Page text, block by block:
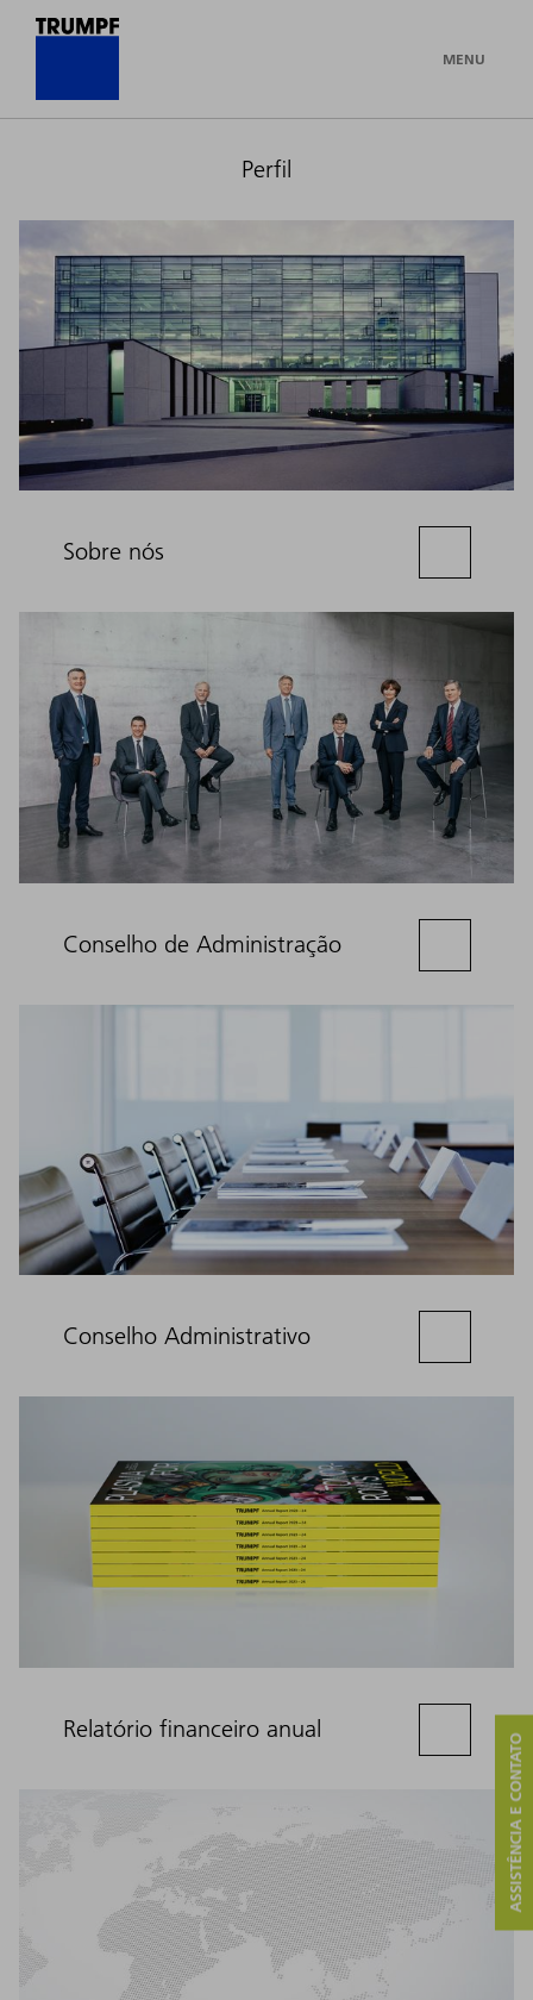
MENU
Perfil
Sobre nós
Conselho de Administração
Conselho Administrativo
Relatório financeiro anual
ASSISTÊNCIA E CONTATO